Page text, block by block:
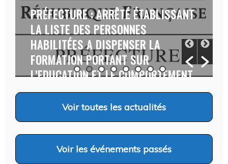
PRÉFECTURE : ARRÊTÉ ÉTABLISSANT
LA LISTE DES PERSONNES
HABILITÉES A DISPENSER LA
FORMATION PORTANT SUR
L’EDUCATION ET LE COMPORTEMENT
CANINS…
Auteur Christel DAUZAT/ 6 août 2026
Voirtoutes les actualités
Voir les événements passés